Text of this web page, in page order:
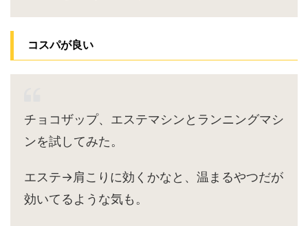
コスパが良い
チョコザップ、エステマシンとランニングマシ
ンを試してみた。
エステ→肩こりに効くかなと、温まるやつだが
効いてるような気も。